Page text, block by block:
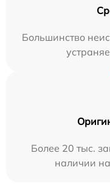
Большинство
Более 20 тыс.
наличии